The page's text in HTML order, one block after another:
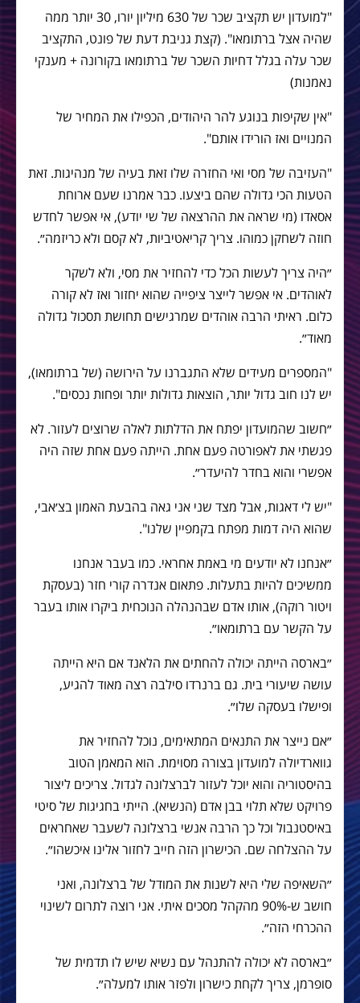
"למועדון יש תקציב שכר של 630 מיליון יורו, 30 יותר ממה
שהיה אצל ברתומאו". (קצת גניבת דעת של פונט, התקציב
שכר עלה בגלל דחיות השכר של ברתומאו בקורונה + מענקי
נאמנות)
"אין שקיפות בנוגע להר היהודים, הכפילו את המחיר של
המנויים ואז הורידו אותם".
"העזיבה של מסי ואי החזרה שלו זאת בעיה של מנהיגות. זאת
הטעות הכי גדולה שהם ביצעו. כבר אמרנו שעם ארוחת
אסאדו (מי שראה את ההרצאה של שי יודע), אי אפשר לחדש
חוזה לשחקן כמוהו. צריך קריאטיביות, לא קסם ולא כריזמה״.
״היה צריך לעשות הכל כדי להחזיר את מסי, ולא לשקר
לאוהדים. אי אפשר לייצר ציפייה שהוא יחזור ואז לא קורה
כלום. ראיתי הרבה אוהדים שמרגישים תחושת תסכול גדולה
מאוד״.
"המספרים מעידים שלא התגברנו על הירושה (של ברתומאו),
יש לנו חוב גדול יותר, הוצאות גדולות יותר ופחות נכסים".
״חשוב שהמועדון יפתח את הדלתות לאלה שרוצים לעזור. לא
פגשתי את לאפורטה פעם אחת. הייתה פעם אחת שזה היה
אפשרי והוא בחדר להיעדר״.
"יש לי דאגות, אבל מצד שני אני גאה בהבעת האמון בצ׳אבי,
שהוא היה דמות מפתח בקמפיין שלנו".
״אנחנו לא יודעים מי באמת אחראי. כמו בעבר אנחנו
ממשיכים להיות בתעלות. פתאום אנדרה קורי חזר (בעסקת
ויטור רוקה), אותו אדם שבהנהלה הנוכחית ביקרו אותו בעבר
על הקשר עם ברתומאו״.
״בארסה הייתה יכולה להחתים את הלאנד אם היא הייתה
עושה שיעורי בית. גם ברנרדו סילבה רצה מאוד להגיע,
ופישלו בעסקה שלו״.
״אם נייצר את התנאים המתאימים, נוכל להחזיר את
גווארדיולה למועדון בצורה מסוימת. הוא המאמן הטוב
בהיסטוריה והוא יוכל לעזור לברצלונה לגדול. צריכים ליצור
פרויקט שלא תלוי בבן אדם (הנשיא). הייתי בחגיגות של סיטי
באיסטנבול וכל כך הרבה אנשי ברצלונה לשעבר שאחראים
על ההצלחה שם. הכישרון הזה חייב לחזור אלינו איכשהו״.
״השאיפה שלי היא לשנות את המודל של ברצלונה, ואני
חושב ש-90% מהקהל מסכים איתי. אני רוצה לתרום לשינוי
ההכרחי הזה״.
״בארסה לא יכולה להתנהל עם נשיא שיש לו תדמית של
סופרמן, צריך לקחת כישרון ולפזר אותו למעלה״.